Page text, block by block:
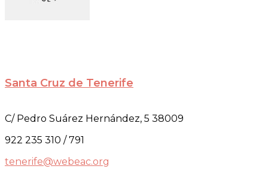
Santa Cruz de Tenerife
C/ Pedro Suárez Hernández, 5 38009
922 235 310 / 791
tenerife@webeac.org